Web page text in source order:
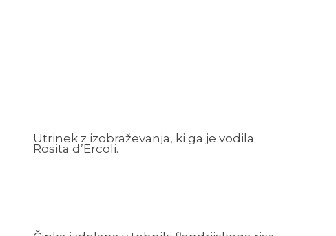
Utrinek z izobraževanja, ki ga je vodila
Rosita d’Ercoli.